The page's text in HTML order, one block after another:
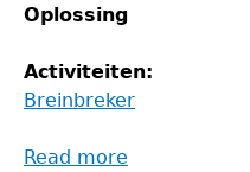
Oplossing
Activiteiten:
Breinbreker
Read more